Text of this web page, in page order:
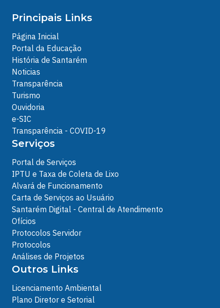
Principais Links
Página Inicial
Portal da Educação
História de Santarém
Noticias
Transparência
Turismo
Ouvidoria
e-SIC
Transparência - COVID-19
Serviços
Portal de Serviços
IPTU e Taxa de Coleta de Lixo
Alvará de Funcionamento
Carta de Serviços ao Usuário
Santarém Digital - Central de Atendimento
Ofícios
Protocolos Servidor
Protocolos
Análises de Projetos
Outros Links
Licenciamento Ambiental
Plano Diretor e Setorial